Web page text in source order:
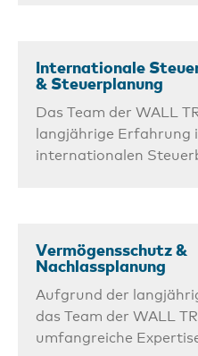
Internationale
& Steuerplanung
Das Team der WALL
langjährige Erfahrung
internationalen
Vermögensschutz &
Nachlassplanung
Aufgrund der
das Team der WALL
umfangreiche